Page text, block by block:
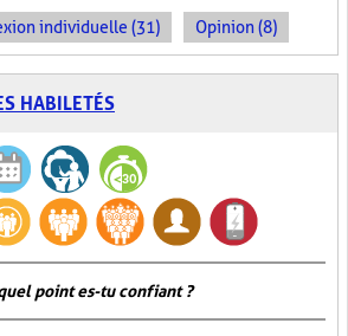
individuelle (31) Opinion (8)
HABILETÉS
point es-tu confiant ?